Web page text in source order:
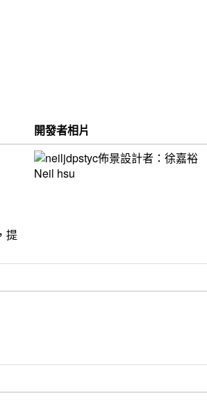
開發者相片
提